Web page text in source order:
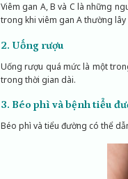
Viêm gan A, B và C là những
trong khi viêm gan A thường
2. Uống rượu
Uống rượu quá mức là một
trong thời gian dài.
3. Béo phì và bệnh tiểu
Béo phì và tiểu đường có thể